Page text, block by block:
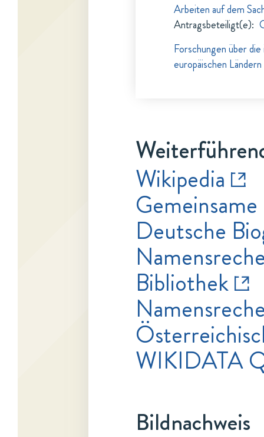
Arbeiten auf dem
Antragsbeteiligt(e):
Forschungen über
europäischen Ländern
Wikipedia
Deutsche
Bibliothek
WIKIDATA
Bildnachweis